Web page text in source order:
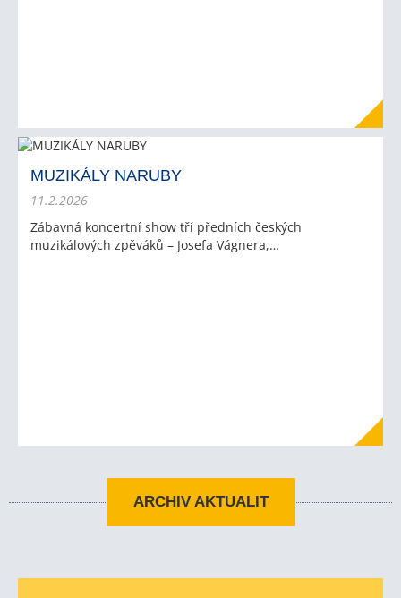
MUZIKÁLY NARUBY
11.2.2026
Zábavná koncertní show tří předních českých
muzikálových zpěváků – Josefa Vágnera,…
ARCHIV AKTUALIT